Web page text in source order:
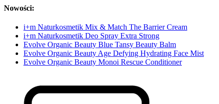
Nowości:
i+m Naturkosmetik Mix & Match The Barrier Cream
i+m Naturkosmetik Deo Spray Extra Strong
Evolve Organic Beauty Blue Tansy Beauty Balm
Evolve Organic Beauty Age Defying Hydrating Face Mist
Evolve Organic Beauty Monoi Rescue Conditioner